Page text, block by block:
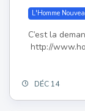
L'Homme
C’est la
http://
DÉC 14